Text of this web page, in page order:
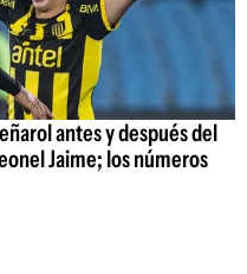
antes y después del
Jaime; los números